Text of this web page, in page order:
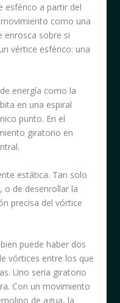
esférico a partir del
como una
enrosca sobre si
vértice esférico: una
energía como la
en una espiral
punto. En el
giratorio en
estática. Tan solo
de desenrollar la
precisa del vórtice
puede haber dos
vórtices entre los que
Uno seria giratorio
Con un movimiento
de agua, la